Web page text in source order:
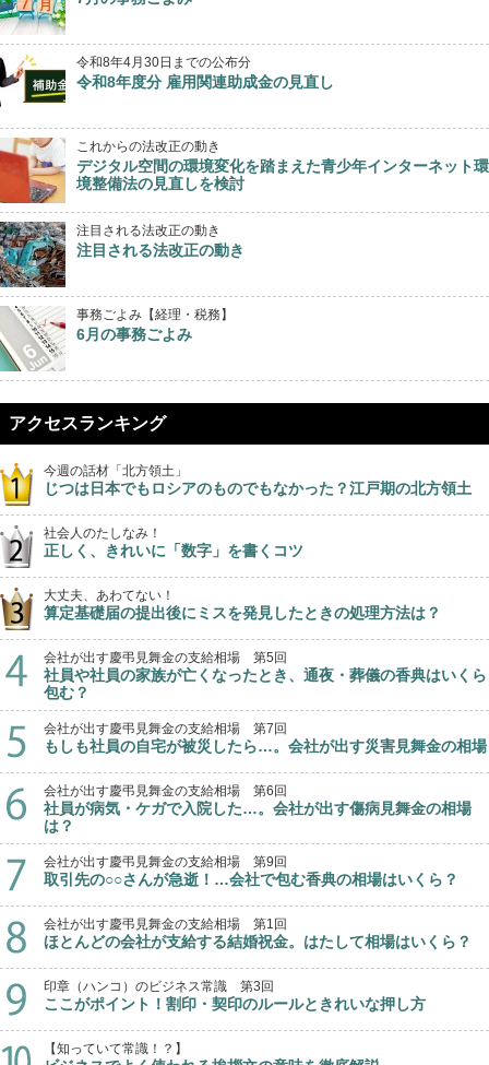
令和8年4月30日までの公布分
令和8年度分 雇用関連助成金の見直し
これからの法改正の動き
デジタル空間の環境変化を踏まえた青少年インターネット環
境整備法の見直しを検討
注目される法改正の動き
注目される法改正の動き
事務ごよみ【経理・税務】
6月の事務ごよみ
アクセスランキング
今週の話材「北方領土」
じつは日本でもロシアのものでもなかった？江戸期の北方領土
社会人のたしなみ！
正しく、きれいに「数字」を書くコツ
大丈夫、あわてない！
算定基礎届の提出後にミスを発見したときの処理方法は？
会社が出す慶弔見舞金の支給相場 第5回
社員や社員の家族が亡くなったとき、通夜・葬儀の香典はいくら
包む？
会社が出す慶弔見舞金の支給相場 第7回
もしも社員の自宅が被災したら…。会社が出す災害見舞金の相場
会社が出す慶弔見舞金の支給相場 第6回
社員が病気・ケガで入院した…。会社が出す傷病見舞金の相場
は？
会社が出す慶弔見舞金の支給相場 第9回
取引先の○○さんが急逝！…会社で包む香典の相場はいくら？
会社が出す慶弔見舞金の支給相場 第1回
ほとんどの会社が支給する結婚祝金。はたして相場はいくら？
印章（ハンコ）のビジネス常識 第3回
ここがポイント！割印・契印のルールときれいな押し方
【知っていて常識！？】